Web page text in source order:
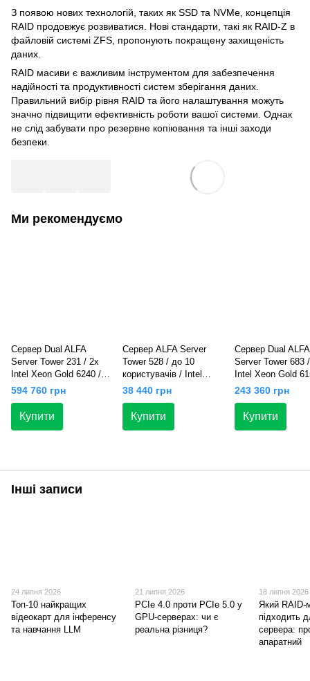
З появою нових технологій, таких як SSD та NVMe, концепція
RAID продовжує розвиватися. Нові стандарти, такі як RAID-Z в
файловій системі ZFS, пропонують покращену захищеність
даних.
RAID масиви є важливим інструментом для забезпечення
надійності та продуктивності систем зберігання даних.
Правильний вибір рівня RAID та його налаштування можуть
значно підвищити ефективність роботи вашої системи. Однак
не слід забувати про резервне копіювання та інші заходи
безпеки.
Ми рекомендуємо
Сервер Dual ALFA
Server Tower 231 / 2х
Intel Xeon Gold 6240 /
RAM 1TB / 2x SSD
7.68TB / 2x HDD 8TB /
Int video
594 760 грн
Купити
Сервер ALFA Server
Tower 528 / до 10
користувачів / Intel
Xeon E5-1650v4 / RAM
32GB / 2x SSD 250GB /
int video
38 440 грн
Купити
Сервер Dual ALFA
Server Tower 683
Intel Xeon Gold
RAM 256 GB / 2x
960GB / 2x HDD
SAS / int video
243 360 грн
Купити
Інші записи
24 липня 2026
Топ-10 найкращих
відеокарт для інференсу
та навчання LLM
21 липня 2026
PCIe 4.0 проти PCIe 5.0 у
GPU-серверах: чи є
реальна різниця?
18 липня 2026
Який RAID-
підходить
сервера:
апаратний